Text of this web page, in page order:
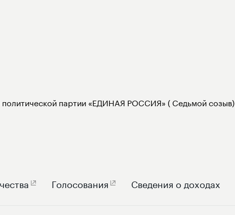
партии «ЕДИНАЯ РОССИЯ» ( Седьмой созыв)
Голосования Сведения о доходах